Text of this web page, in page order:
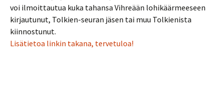
voi ilmoittautua kuka tahansa Vihreään lohikäärmeeseen
kirjautunut, Tolkien-seuran jäsen tai muu Tolkienista
kiinnostunut.
Lisätietoa linkin takana, tervetuloa!